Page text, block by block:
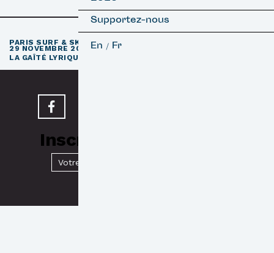
Supportez-nous
En / Fr
PARIS SURF & SKATEBOARD FILM FESTIVAL
29 NOVEMBRE 2026
LA GAÎTÉ LYRIQUE · PARIS 3
Inscrivez-vous à notre